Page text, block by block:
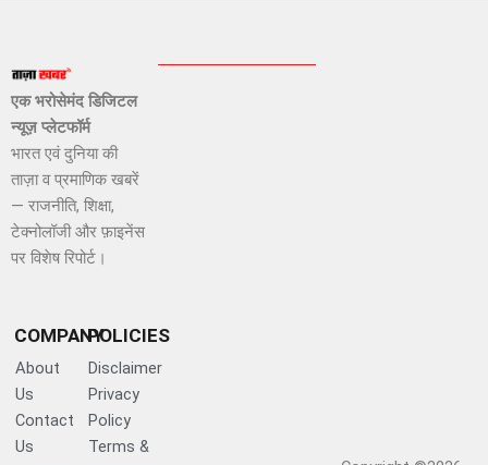
एक भरोसेमंद डिजिटल
न्यूज़ प्लेटफॉर्म
भारत एवं दुनिया की
ताज़ा व प्रमाणिक खबरें
— राजनीति, शिक्षा,
टेक्नोलॉजी और फ़ाइनेंस
पर विशेष रिपोर्ट।
COMPANY
About
Us
Contact
Us
POLICIES
Disclaimer
Privacy
Policy
Terms &